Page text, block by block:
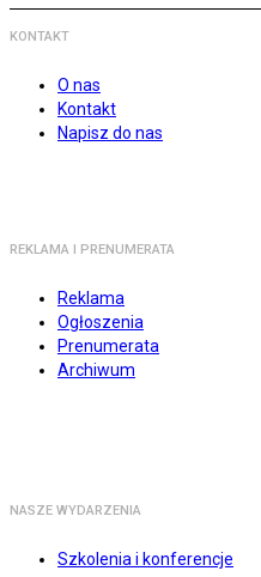
KONTAKT
O nas
Kontakt
Napisz do nas
REKLAMA I PRENUMERATA
Reklama
Ogłoszenia
Prenumerata
Archiwum
NASZE WYDARZENIA
Szkolenia i konferencje